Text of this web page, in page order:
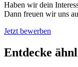
Haben wir dein
Dann freuen wir uns
Jetzt bewerben
Entdecke